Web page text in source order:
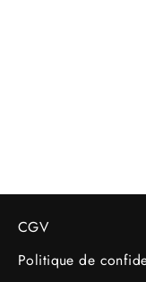
CGV
Politique de